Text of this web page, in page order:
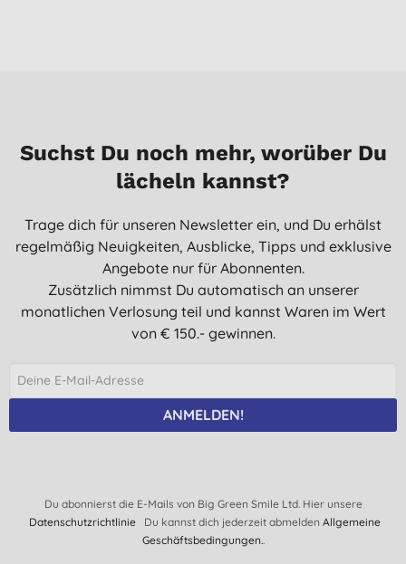
Suchst Du noch mehr, worüber Du
lächeln kannst?
Trage dich für unseren Newsletter ein, und Du erhälst
regelmäßig Neuigkeiten, Ausblicke, Tipps und exklusive
Angebote nur für Abonnenten.
Zusätzlich nimmst Du automatisch an unserer
monatlichen Verlosung teil und kannst Waren im Wert
von € 150.- gewinnen.
ANMELDEN!
Du abonnierst die E-Mails von Big Green Smile Ltd. Hier unsere
DatenschutzrichtlinieDu kannst dich jederzeit abmelden Allgemeine
Geschäftsbedingungen..